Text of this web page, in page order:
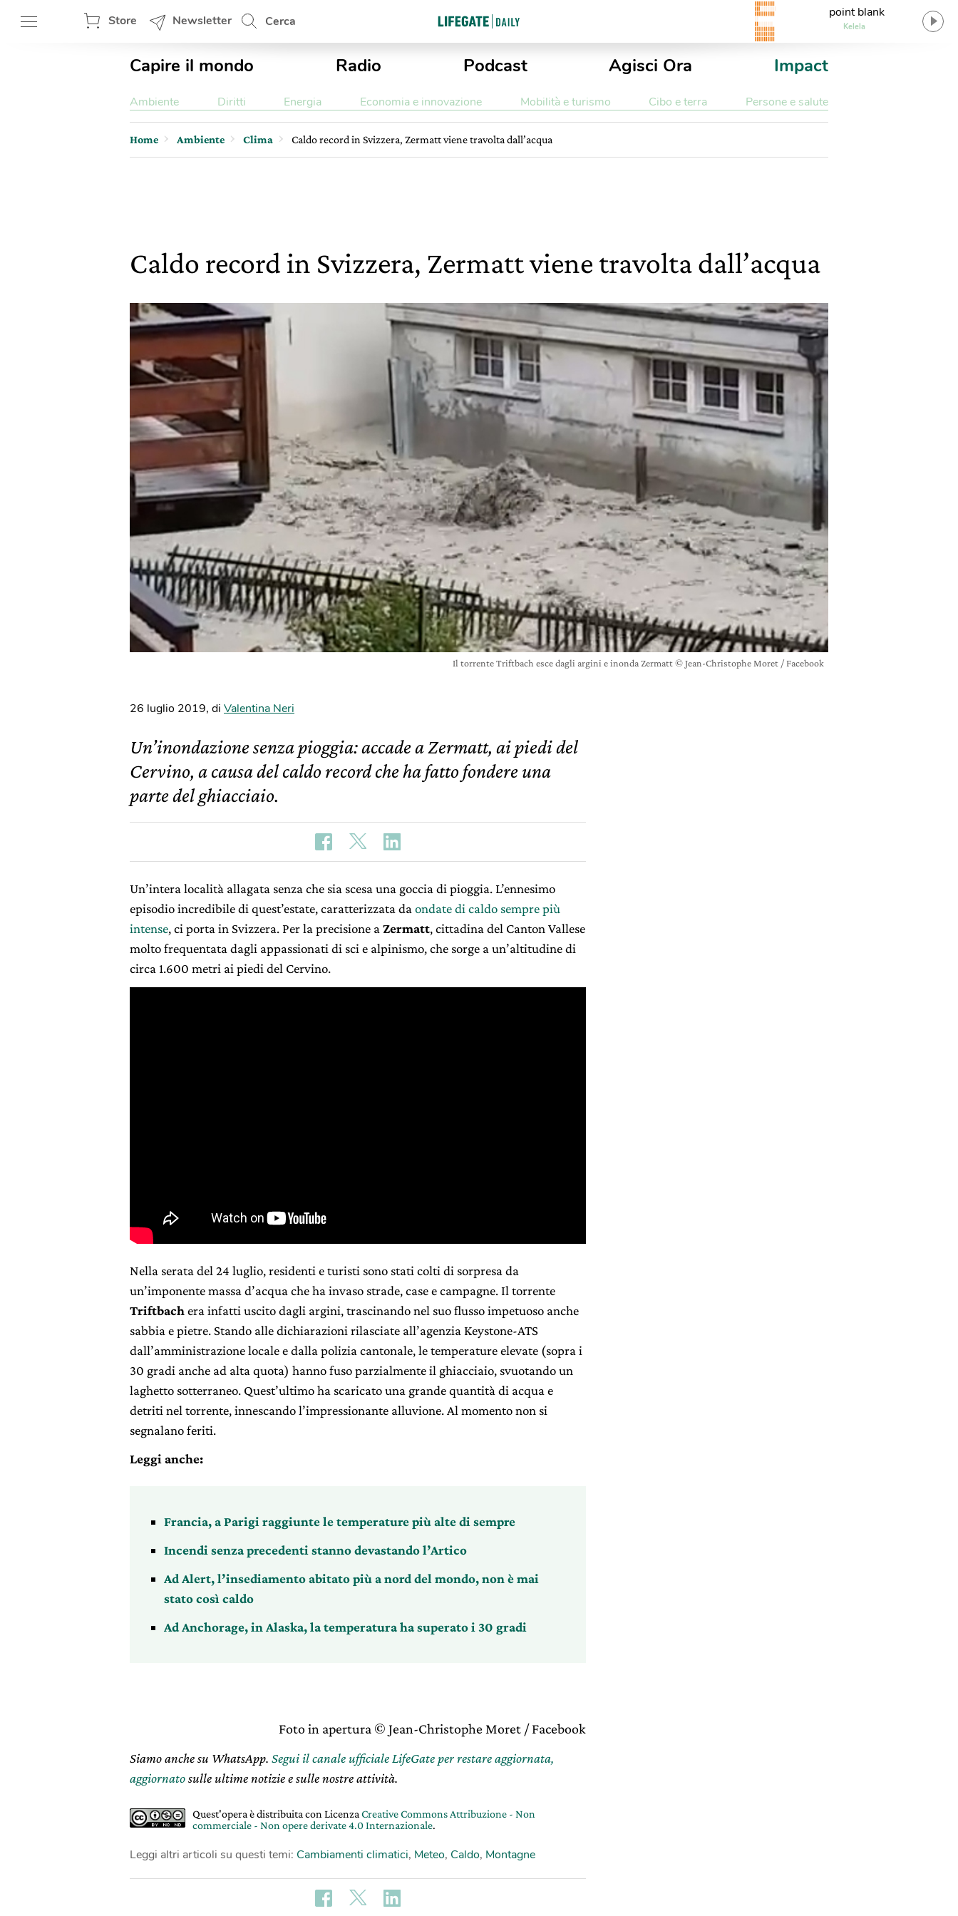
Store Newsletter Cerca
point blank
Kelela
Capire il mondo Radio Podcast Agisci Ora Impact
Ambiente Diritti Energia Economia e innovazione Mobilità e turismo Cibo e terra Persone e salute
Home Ambiente Clima Caldo record in Svizzera, Zermatt viene travolta dall’acqua
Caldo record in Svizzera, Zermatt viene travolta dall’acqua
Il torrente Triftbach esce dagli argini e inonda Zermatt © Jean-Christophe Moret / Facebook
26 luglio 2019, di Valentina Neri
Un’inondazione senza pioggia: accade a Zermatt, ai piedi del
Cervino, a causa del caldo record che ha fatto fondere una
parte del ghiacciaio.
Un’intera località allagata senza che sia scesa una goccia di pioggia. L’ennesimo
episodio incredibile di quest’estate, caratterizzata da ondate di caldo sempre più
intense, ci porta in Svizzera. Per la precisione a Zermatt, cittadina del Canton Vallese
molto frequentata dagli appassionati di sci e alpinismo, che sorge a un’altitudine di
circa 1.600 metri ai piedi del Cervino.
Nella serata del 24 luglio, residenti e turisti sono stati colti di sorpresa da
un’imponente massa d’acqua che ha invaso strade, case e campagne. Il torrente
Triftbach era infatti uscito dagli argini, trascinando nel suo flusso impetuoso anche
sabbia e pietre. Stando alle dichiarazioni rilasciate all’agenzia Keystone-ATS
dall’amministrazione locale e dalla polizia cantonale, le temperature elevate (sopra i
30 gradi anche ad alta quota) hanno fuso parzialmente il ghiacciaio, svuotando un
laghetto sotterraneo. Quest’ultimo ha scaricato una grande quantità di acqua e
detriti nel torrente, innescando l’impressionante alluvione. Al momento non si
segnalano feriti.
Leggi anche:
Francia, a Parigi raggiunte le temperature più alte di sempre
Incendi senza precedenti stanno devastando l’Artico
Ad Alert, l’insediamento abitato più a nord del mondo, non è mai
stato così caldo
Ad Anchorage, in Alaska, la temperatura ha superato i 30 gradi
Foto in apertura © Jean-Christophe Moret / Facebook
Siamo anche su WhatsApp. Segui il canale ufficiale LifeGate per restare aggiornata,
aggiornatosulle ultime notizie e sulle nostre attività.
Quest'opera è distribuita con Licenza Creative Commons Attribuzione - Non
commerciale - Non opere derivate 4.0 Internazionale.
Leggi altri articoli su questi temi: Cambiamenti climatici, Meteo, Caldo, Montagne